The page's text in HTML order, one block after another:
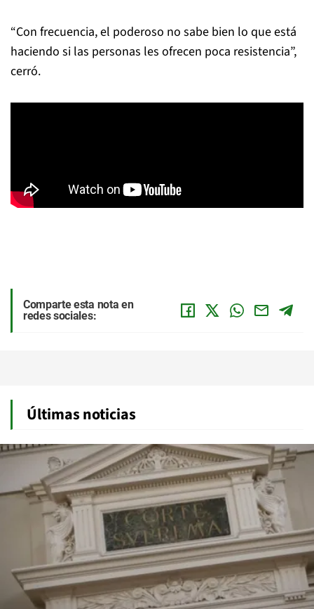
“Con frecuencia, el poderoso no sabe bien lo que está
haciendo si las personas les ofrecen poca resistencia”,
cerró.
Comparte esta nota en
redes sociales:
Últimas noticias